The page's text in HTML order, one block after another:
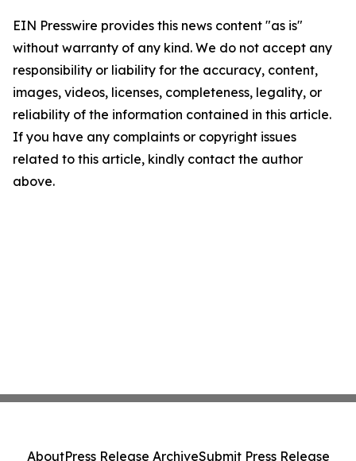
EIN Presswire provides this news content "as is"
without warranty of any kind. We do not accept any
responsibility or liability for the accuracy, content,
images, videos, licenses, completeness, legality, or
reliability of the information contained in this article.
If you have any complaints or copyright issues
related to this article, kindly contact the author
above.
AboutPress Release ArchiveSubmit Press Release